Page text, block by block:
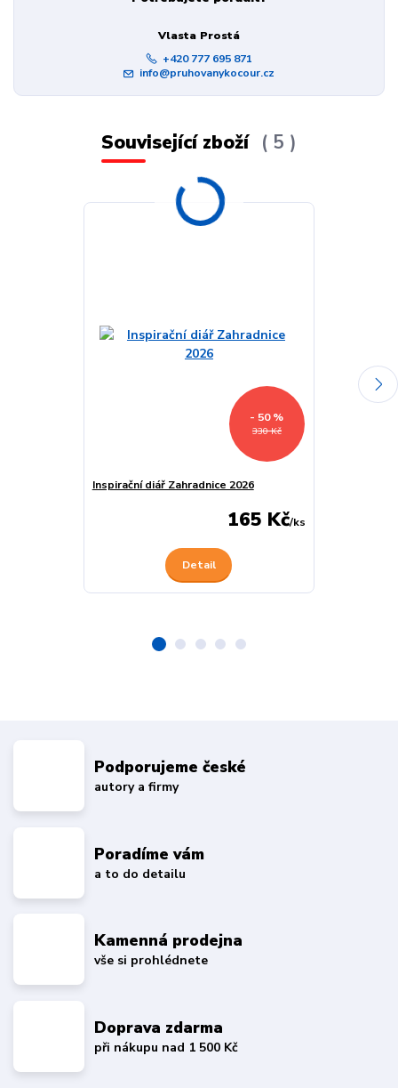
Vlasta Prostá
+420 777 695 871
info@pruhovanykocour.cz
Související zboží 5
330 Kč
- 50 %
Inspirační diář Zahradnice 2026
165 Kč/ks
Detail
Podporujeme české
autory a firmy
Poradíme vám
a to do detailu
Kamenná prodejna
vše si prohlédnete
Doprava zdarma
při nákupu nad 1 500 Kč